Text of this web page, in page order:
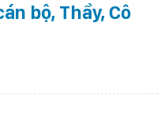
bộ, Thầy, Cô